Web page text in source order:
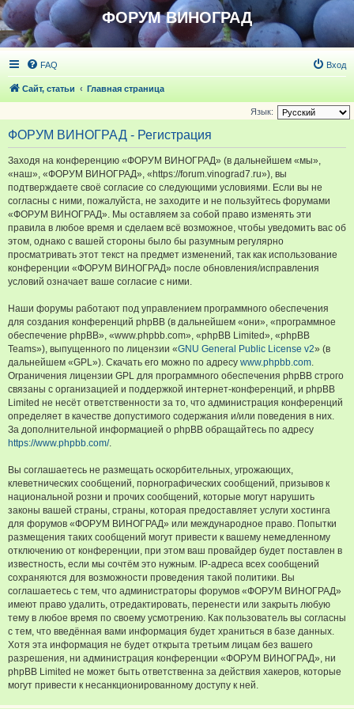
ФОРУМ ВИНОГРАД
FAQ Вход
Сайт, статьи Главная страница
Язык:
ФОРУМ ВИНОГРАД - Регистрация
Заходя на конференцию «ФОРУМ ВИНОГРАД» (в дальнейшем «мы»,
«наш», «ФОРУМ ВИНОГРАД», «https://forum.vinograd7.ru»), вы
подтверждаете своё согласие со следующими условиями. Если вы не
согласны с ними, пожалуйста, не заходите и не пользуйтесь форумами
«ФОРУМ ВИНОГРАД». Мы оставляем за собой право изменять эти
правила в любое время и сделаем всё возможное, чтобы уведомить вас об
этом, однако с вашей стороны было бы разумным регулярно
просматривать этот текст на предмет изменений, так как использование
конференции «ФОРУМ ВИНОГРАД» после обновления/исправления
условий означает ваше согласие с ними.
Наши форумы работают под управлением программного обеспечения
для создания конференций phpBB (в дальнейшем «они», «программное
обеспечение phpBB», «www.phpbb.com», «phpBB Limited», «phpBB
Teams»), выпущенного по лицензии «GNU General Public License v2» (в
дальнейшем «GPL»). Скачать его можно по адресу www.phpbb.com.
Ограничения лицензии GPL для программного обеспечения phpBB строго
связаны с организацией и поддержкой интернет-конференций, и phpBB
Limited не несёт ответственности за то, что администрация конференций
определяет в качестве допустимого содержания и/или поведения в них.
За дополнительной информацией о phpBB обращайтесь по адресу
https://www.phpbb.com/.
Вы соглашаетесь не размещать оскорбительных, угрожающих,
клеветнических сообщений, порнографических сообщений, призывов к
национальной розни и прочих сообщений, которые могут нарушить
законы вашей страны, страны, которая предоставляет услуги хостинга
для форумов «ФОРУМ ВИНОГРАД» или международное право. Попытки
размещения таких сообщений могут привести к вашему немедленному
отключению от конференции, при этом ваш провайдер будет поставлен в
известность, если мы сочтём это нужным. IP-адреса всех сообщений
сохраняются для возможности проведения такой политики. Вы
соглашаетесь с тем, что администраторы форумов «ФОРУМ ВИНОГРАД»
имеют право удалить, отредактировать, перенести или закрыть любую
тему в любое время по своему усмотрению. Как пользователь вы согласны
с тем, что введённая вами информация будет храниться в базе данных.
Хотя эта информация не будет открыта третьим лицам без вашего
разрешения, ни администрация конференции «ФОРУМ ВИНОГРАД», ни
phpBB Limited не может быть ответственна за действия хакеров, которые
могут привести к несанкционированному доступу к ней.